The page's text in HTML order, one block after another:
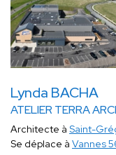
Lynda BACHA
ATELIER TERRA
Architecte à Saint-
Se déplace à Vannes